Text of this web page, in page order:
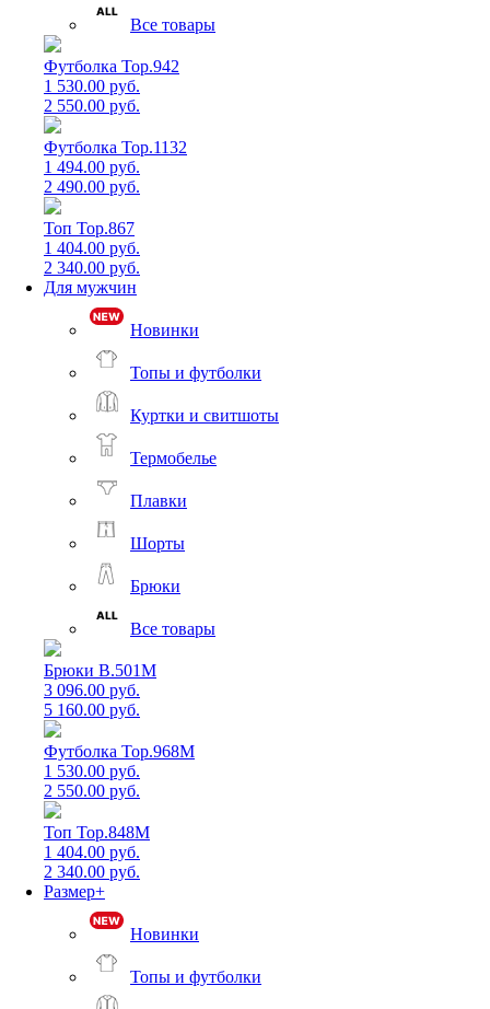
Все товары
Футболка Top.942
1 530.00 руб.
2 550.00 руб.
Футболка Top.1132
1 494.00 руб.
2 490.00 руб.
Топ Top.867
1 404.00 руб.
2 340.00 руб.
Для мужчин
Новинки
Топы и футболки
Куртки и свитшоты
Термобелье
Плавки
Шорты
Брюки
Все товары
Брюки B.501M
3 096.00 руб.
5 160.00 руб.
Футболка Top.968M
1 530.00 руб.
2 550.00 руб.
Топ Top.848M
1 404.00 руб.
2 340.00 руб.
Размер+
Новинки
Топы и футболки